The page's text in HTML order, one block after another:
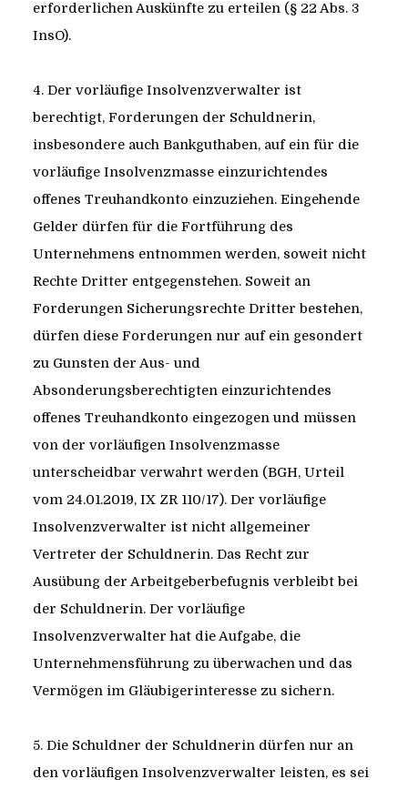
erforderlichen Auskünfte zu erteilen (§ 22 Abs. 3
InsO).
4. Der vorläufige Insolvenzverwalter ist
berechtigt, Forderungen der Schuldnerin,
insbesondere auch Bankguthaben, auf ein für die
vorläufige Insolvenzmasse einzurichtendes
offenes Treuhandkonto einzuziehen. Eingehende
Gelder dürfen für die Fortführung des
Unternehmens entnommen werden, soweit nicht
Rechte Dritter entgegenstehen. Soweit an
Forderungen Sicherungsrechte Dritter bestehen,
dürfen diese Forderungen nur auf ein gesondert
zu Gunsten der Aus- und
Absonderungsberechtigten einzurichtendes
offenes Treuhandkonto eingezogen und müssen
von der vorläufigen Insolvenzmasse
unterscheidbar verwahrt werden (BGH, Urteil
vom 24.01.2019, IX ZR 110/17). Der vorläufige
Insolvenzverwalter ist nicht allgemeiner
Vertreter der Schuldnerin. Das Recht zur
Ausübung der Arbeitgeberbefugnis verbleibt bei
der Schuldnerin. Der vorläufige
Insolvenzverwalter hat die Aufgabe, die
Unternehmensführung zu überwachen und das
Vermögen im Gläubigerinteresse zu sichern.
5. Die Schuldner der Schuldnerin dürfen nur an
den vorläufigen Insolvenzverwalter leisten, es sei